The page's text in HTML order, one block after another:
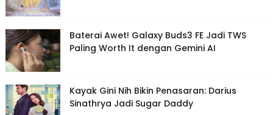
Baterai Awet! Galaxy Buds3 FE Jadi TWS
Paling Worth It dengan Gemini AI
Kayak Gini Nih Bikin Penasaran: Darius
Sinathrya Jadi Sugar Daddy